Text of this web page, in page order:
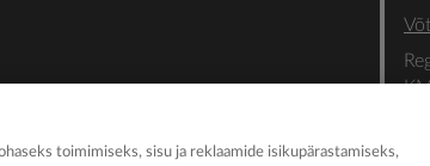
toimimiseks, sisu ja reklaamide isikupärastamiseks,